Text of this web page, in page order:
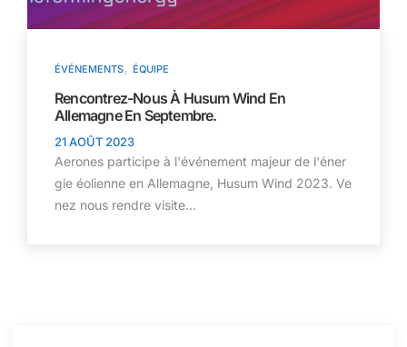
ÉVÉNEMENTS, ÉQUIPE
Rencontrez-Nous À Husum Wind En
Allemagne En Septembre.
21 AOÛT 2023
Aerones participe à l'événement majeur de l'éner
gie éolienne en Allemagne, Husum Wind 2023. Ve
nez nous rendre visite...